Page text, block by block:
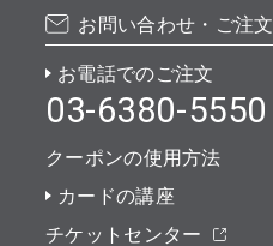
お問い合わせ・ご注文
お電話でのご注文
03-6380-5550
クーポンの使用方法
カードの講座
チケットセンター